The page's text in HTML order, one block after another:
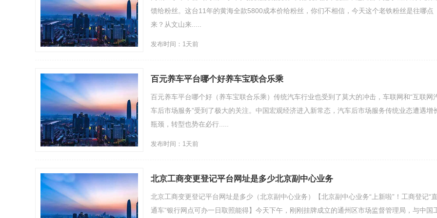
馈给粉丝。这台11年的黄海全款5800成本价给粉丝，你们不相信，今天这个老铁粉丝是往哪点
来？从文山来.....
发布时间：1天前
百元养车平台哪个好养车宝联合乐乘
百元养车平台哪个好（养车宝联合乐乘）传统汽车行业也受到了莫大的冲击，车联网和“互联网
车后市场服务”受到了极大的关注。中国宏观经济进入新常态，汽车后市场服务传统业态遭遇增
瓶颈，转型也势在必行.....
发布时间：1天前
北京工商变更登记平台网址是多少北京副中心业务
北京工商变更登记平台网址是多少（北京副中心业务）【北京副中心业务“上新啦”！工商登记“直
通车”银行网点可办一日取照能得】今天下午，刚刚挂牌成立的通州区市场监督管理局，与中国